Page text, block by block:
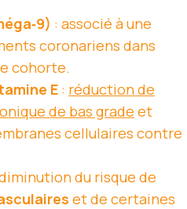
: associé à une
coronariens dans
cohorte.
E : réduction de
de bas grade et
cellulaires contre
du risque de
et de certaines